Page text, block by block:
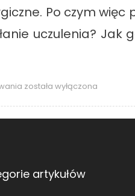
Po czym więc
uczulenia? Jak
Uczulenie
uniknąć
została wyłączona
artykułów